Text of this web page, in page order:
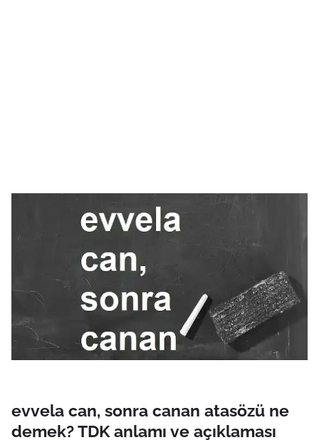
evvela can, sonra canan atasözü ne
demek? TDK anlamı ve açıklaması